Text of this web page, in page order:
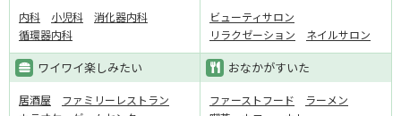
内科 小児科
消化器内科
循環器内科
ビューティサロン
リラクゼーション
ネイルサロン
ワイワイ楽しみたい
居酒屋
ファミリーレストラン
おなかがすいた
ファーストフード
ラーメン